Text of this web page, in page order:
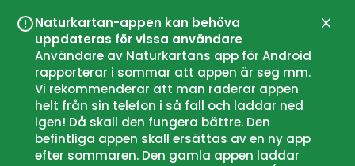
Naturkartan-appen kan behöva
uppdateras för vissa användare
Användare av Naturkartans app för Android
rapporterar i sommar att appen är seg mm.
Vi rekommenderar att man raderar appen
helt från sin telefon i så fall och laddar ned
igen! Då skall den fungera bättre. Den
befintliga appen skall ersättas av en ny app
efter sommaren. Den gamla appen laddar